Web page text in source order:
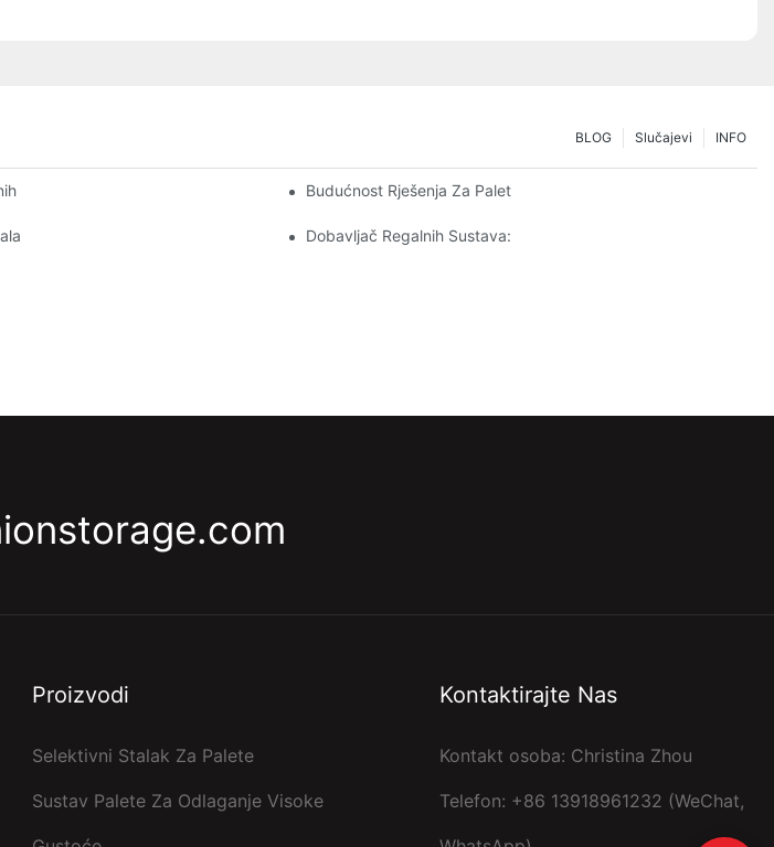
INFO
Slučajevi
BLOG
Regala: Prilagođavanje Vašim Potrebama SkladištenjaBudućnost Rješenja Za Paletne Regale: Trendovi I Inovacije
Na Što Treba Paziti Dobavljač Regalnih Sustava: Ključni Čimbenici Za Odabir
Proizvodi
Selektivni Stalak Za Palete
Sustav Palete Za Odlaganje Visoke
Kontaktirajte Nas
Kontakt osoba: Christina Zhou
Telefon: +86 13918961232 (WeChat,